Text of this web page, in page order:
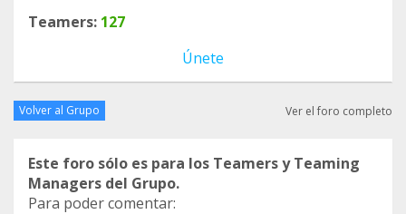
Teamers: 127
Únete
Volver al Grupo Ver el foro completo
Este foro sólo es para los Teamers y Teaming
Managers del Grupo.
Para poder comentar: